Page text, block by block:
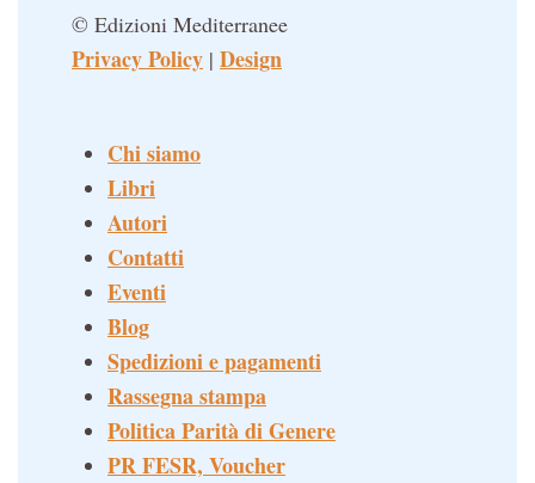
© Edizioni Mediterranee
Privacy Policy | Design
Chi siamo
Libri
Autori
Contatti
Eventi
Blog
Spedizioni e pagamenti
Rassegna stampa
Politica Parità di Genere
PR FESR, Voucher